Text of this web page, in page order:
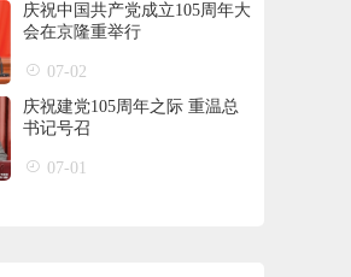
庆祝中国共产党成立105周年大
会在京隆重举行
07-02
庆祝建党105周年之际 重温总
书记号召
07-01